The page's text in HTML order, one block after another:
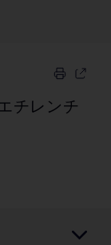
チレンチ